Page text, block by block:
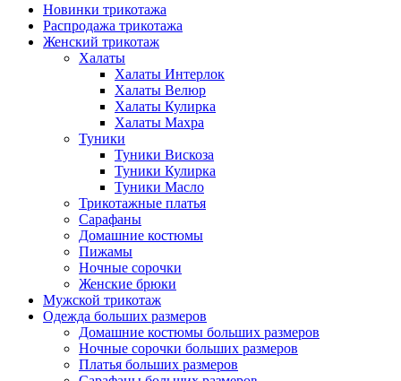
Новинки трикотажа
Распродажа трикотажа
Женский трикотаж
Халаты
Халаты Интерлок
Халаты Велюр
Халаты Кулирка
Халаты Махра
Туники
Туники Вискоза
Туники Кулирка
Туники Масло
Трикотажные платья
Сарафаны
Домашние костюмы
Пижамы
Ночные сорочки
Женские брюки
Мужской трикотаж
Одежда больших размеров
Домашние костюмы больших размеров
Ночные сорочки больших размеров
Платья больших размеров